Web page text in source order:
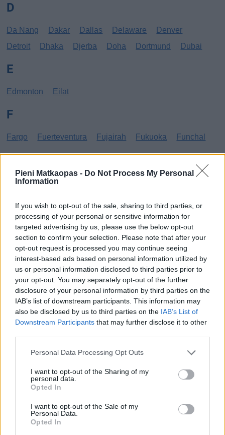
Pieni Matkaopas - Do Not Process My Personal
Information
If you wish to opt-out of the sale, sharing to third parties, or
processing of your personal or sensitive information for
targeted advertising by us, please use the below opt-out
section to confirm your selection. Please note that after your
opt-out request is processed you may continue seeing
interest-based ads based on personal information utilized by
us or personal information disclosed to third parties prior to
your opt-out. You may separately opt-out of the further
disclosure of your personal information by third parties on the
IAB’s list of downstream participants. This information may
also be disclosed by us to third parties on the IAB’s List of
Downstream Participants that may further disclose it to other
Personal Data Processing Opt Outs
I want to opt-out of the Sharing of my
personal data.
Opted In
I want to opt-out of the Sale of my
Personal Data.
Opted In
D
Da Nang Dakar Dallas Delaware
Denver
Detroit
Dhaka Djerba Doha Dortmund Dubai
E
Edmonton Eilat
F
Fargo Fuerteventura Fujairah Fukuoka Funchal
Gibraltar Gran Canaria
Haag Hammamet Hania Hannover
Hanoi
Helsingborg Helsinki
Ho Chi Minh City
Hong Kong
Honolulu Houston Hua Hin
Innsbruck Izmir
Jönköping